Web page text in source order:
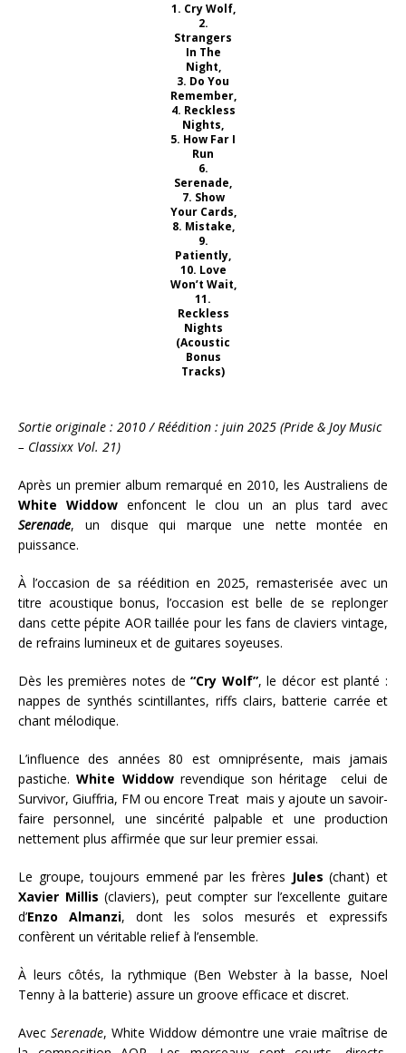
1. Cry Wolf,
2.
Strangers
In The
Night,
3. Do You
Remember,
4. Reckless
Nights,
5. How Far I
Run
6.
Serenade,
7. Show
Your Cards,
8. Mistake,
9.
Patiently,
10. Love
Won’t Wait,
11.
Reckless
Nights
(Acoustic
Bonus
Tracks)
Sortie originale : 2010 / Réédition : juin 2025 (Pride & Joy Music
– Classixx Vol. 21)
Après un premier album remarqué en 2010, les Australiens de
White Widdow enfoncent le clou un an plus tard avec
Serenade, un disque qui marque une nette montée en
puissance.
À l’occasion de sa réédition en 2025, remasterisée avec un
titre acoustique bonus, l’occasion est belle de se replonger
dans cette pépite AOR taillée pour les fans de claviers vintage,
de refrains lumineux et de guitares soyeuses.
Dès les premières notes de“Cry Wolf”, le décor est planté :
nappes de synthés scintillantes, riffs clairs, batterie carrée et
chant mélodique.
L’influence des années 80 est omniprésente, mais jamais
pastiche.White Widdowrevendique son héritage celui de
Survivor, Giuffria, FM ou encore Treat mais y ajoute un savoir-
faire personnel, une sincérité palpable et une production
nettement plus affirmée que sur leur premier essai.
Le groupe, toujours emmené par les frères Jules (chant) et
Xavier Millis (claviers), peut compter sur l’excellente guitare
d’Enzo Almanzi, dont les solos mesurés et expressifs
confèrent un véritable relief à l’ensemble.
À leurs côtés, la rythmique (Ben Webster à la basse, Noel
Tenny à la batterie) assure un groove efficace et discret.
Avec Serenade, White Widdow démontre une vraie maîtrise de